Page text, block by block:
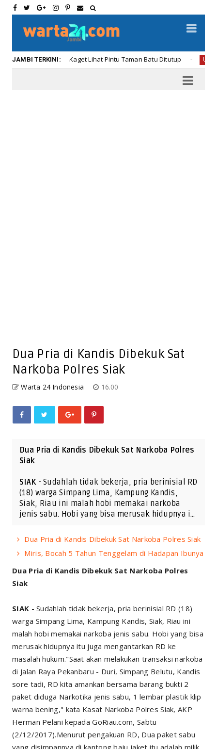
JAMBI TERKINI:
dan Oneng Kaget Lihat Pintu Taman Batu Ditutup
Dua Pria di Kandis Dibekuk Sat
Narkoba Polres Siak
Warta 24 Indonesia 16.00
Dua Pria di Kandis Dibekuk Sat Narkoba Polres
Siak
SIAK -Sudahlah tidak bekerja, pria berinisial RD
(18) warga Simpang Lima, Kampung Kandis,
Siak, Riau ini malah hobi memakai narkoba
jenis sabu. Hobi yang bisa merusak hidupnya i…
Dua Pria di Kandis Dibekuk Sat Narkoba Polres Siak
Miris, Bocah 5 Tahun Tenggelam di Hadapan Ibunya
Dua Pria di Kandis Dibekuk Sat Narkoba Polres
Siak
SIAK -Sudahlah tidak bekerja, pria berinisial RD (18)
warga Simpang Lima, Kampung Kandis, Siak, Riau ini
malah hobi memakai narkoba jenis sabu. Hobi yang bisa
merusak hidupnya itu juga mengantarkan RD ke
masalah hukum."Saat akan melakukan transaksi narkoba
di Jalan Raya Pekanbaru - Duri, Simpang Belutu, Kandis
sore tadi, RD kita amankan bersama barang bukti 2
paket diduga Narkotika jenis sabu, 1 lembar plastik klip
warna bening," kata Kasat Narkoba Polres Siak, AKP
Herman Pelani kepada GoRiau.com, Sabtu
(2/12/2017).Menurut pengakuan RD, Dua paket sabu
yang disimpannya di kantong baju jaket itu adalah milik